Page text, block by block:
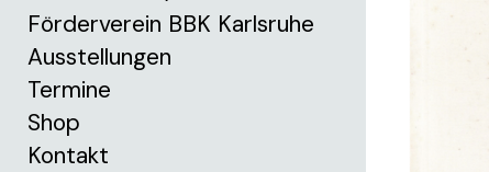
Förderverein BBK Karlsruhe
Ausstellungen
Termine
Shop
Kontakt